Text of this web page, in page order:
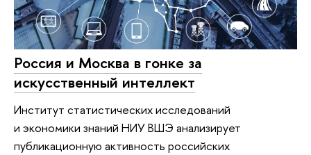
Россия и Москва в гонке за
искусственный интеллект
Институт статистических исследований
и экономики знаний НИУ ВШЭ анализирует
публикационную активность российских